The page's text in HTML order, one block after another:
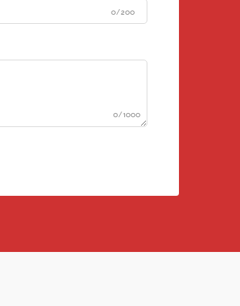
0/200
0/1000